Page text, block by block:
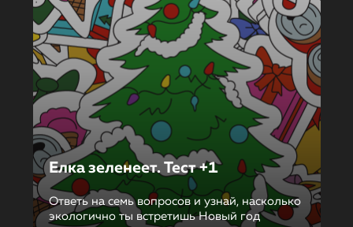
Елка зеленеет. Тест +1
Ответь на семь вопросов и узнай, насколько
экологично ты встретишь Новый год